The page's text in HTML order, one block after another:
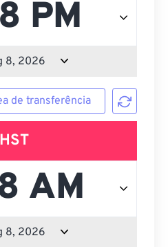
de transferência
HST